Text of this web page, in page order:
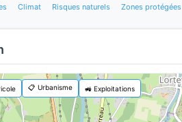
Climat Risques naturels Zones protégées
📋 Urbanisme 🚜 Exploitations